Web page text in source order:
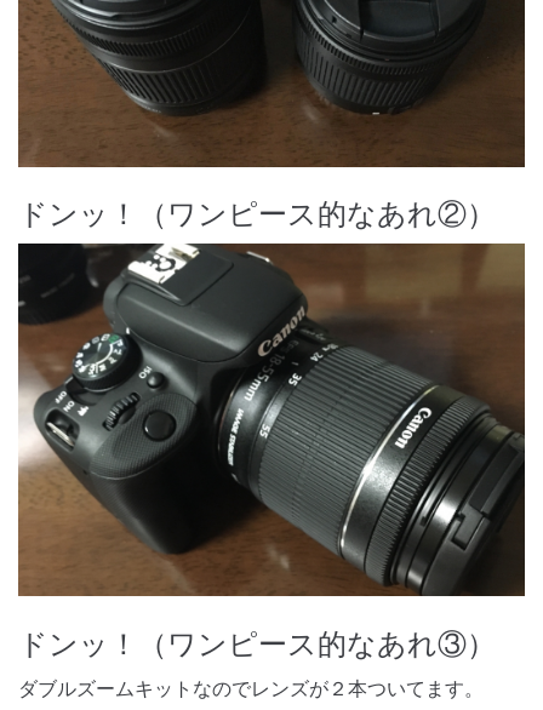
ドンッ！（ワンピース的なあれ②）
ドンッ！（ワンピース的なあれ③）
ダブルズームキットなのでレンズが２本ついてます。